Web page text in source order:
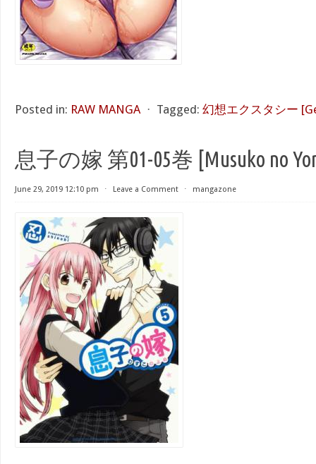
Posted in: RAW MANGA ⋅ Tagged: 幻想エクスタシー
息子の嫁 第01-05巻 [Musuko no
June 29, 2019 12:10 pm ⋅ Leave a Comment ⋅ mangazone